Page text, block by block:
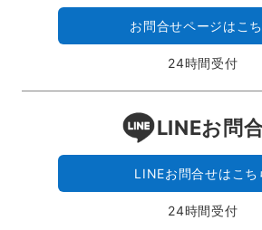
お問合せページはこ
24時間受付
LINEお問
LINEお問合せはこち
24時間受付